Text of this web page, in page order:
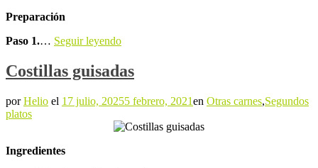
Preparación
Paso 1.… Seguir leyendo
Costillas guisadas
porHelio el 17 julio, 20255 febrero, 2021en Otras carnes,Segundos
platos
Ingredientes